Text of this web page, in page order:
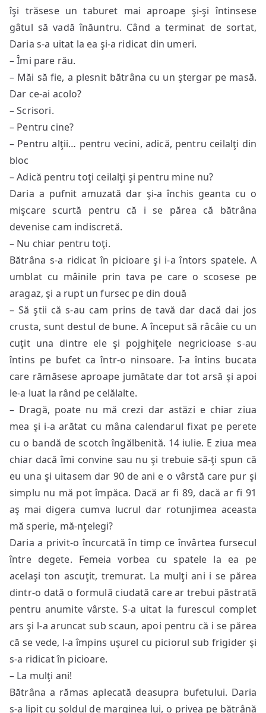
îşi trăsese un taburet mai aproape şi-şi întinsese
gâtul să vadă înăuntru. Când a terminat de sortat,
Daria s-a uitat la ea şi-a ridicat din umeri.
– Îmi pare rău.
– Măi să fie, a plesnit bătrâna cu un ştergar pe masă.
Dar ce-ai acolo?
– Scrisori.
– Pentru cine?
– Pentru alţii… pentru vecini, adică, pentru ceilalţi din
bloc
– Adică pentru toţi ceilalţi şi pentru mine nu?
Daria a pufnit amuzată dar şi-a închis geanta cu o
mişcare scurtă pentru că i se părea că bătrâna
devenise cam indiscretă.
– Nu chiar pentru toţi.
Bătrâna s-a ridicat în picioare şi i-a întors spatele. A
umblat cu mâinile prin tava pe care o scosese pe
aragaz, şi a rupt un fursec pe din două
– Să ştii că s-au cam prins de tavă dar dacă dai jos
crusta, sunt destul de bune. A început să râcâie cu un
cuţit una dintre ele şi pojghiţele negricioase s-au
întins pe bufet ca într-o ninsoare. I-a întins bucata
care rămăsese aproape jumătate dar tot arsă şi apoi
le-a luat la rând pe celălalte.
– Dragă, poate nu mă crezi dar astăzi e chiar ziua
mea şi i-a arătat cu mâna calendarul fixat pe perete
cu o bandă de scotch îngălbenită. 14 iulie. E ziua mea
chiar dacă îmi convine sau nu şi trebuie să-ţi spun că
eu una şi uitasem dar 90 de ani e o vârstă care pur şi
simplu nu mă pot împăca. Dacă ar fi 89, dacă ar fi 91
aş mai digera cumva lucrul dar rotunjimea aceasta
mă sperie, mă-nţelegi?
Daria a privit-o încurcată în timp ce învârtea fursecul
între degete. Femeia vorbea cu spatele la ea pe
acelaşi ton ascuţit, tremurat. La mulţi ani i se părea
dintr-o dată o formulă ciudată care ar trebui păstrată
pentru anumite vârste. S-a uitat la furescul complet
ars şi l-a aruncat sub scaun, apoi pentru că i se părea
că se vede, l-a împins uşurel cu piciorul sub frigider şi
s-a ridicat în picioare.
– La mulţi ani!
Bătrâna a rămas aplecată deasupra bufetului. Daria
s-a lipit cu şoldul de marginea lui, o privea pe bătrână